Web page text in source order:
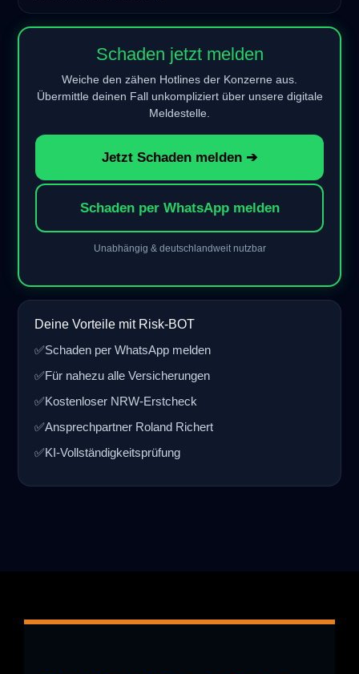
Schaden jetzt melden
Weiche den zähen Hotlines der Konzerne aus.
Übermittle deinen Fall unkompliziert über unsere digitale
Meldestelle.
Jetzt Schaden melden ➔
Schaden per WhatsApp melden
Unabhängig & deutschlandweit nutzbar
Deine Vorteile mit Risk-BOT
✅Schaden per WhatsApp melden
✅Für nahezu alle Versicherungen
✅Kostenloser NRW-Erstcheck
✅Ansprechpartner Roland Richert
✅KI-Vollständigkeitsprüfung